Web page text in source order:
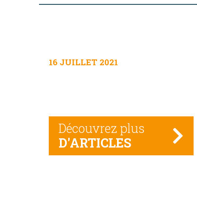
16 JUILLET 2021
Découvrez plus
D'ARTICLES